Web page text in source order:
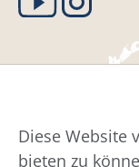
Diese Website
bieten zu